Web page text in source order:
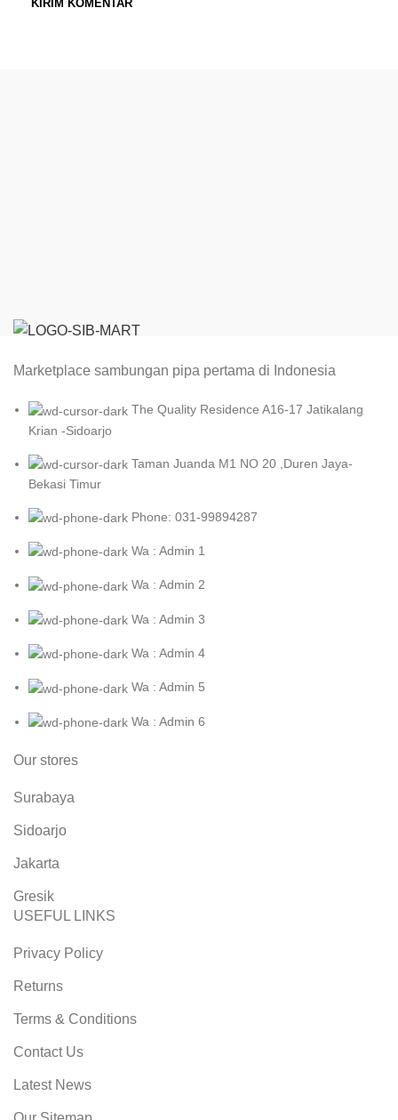
Marketplace sambungan pipa pertama di Indonesia
The Quality Residence A16-17 Jatikalang
Krian -Sidoarjo
Taman Juanda M1 NO 20 ,Duren Jaya-
Bekasi Timur
Phone: 031-99894287
Wa : Admin 1
Wa : Admin 2
Wa : Admin 3
Wa : Admin 4
Wa : Admin 5
Wa : Admin 6
Our stores
Surabaya
Sidoarjo
Jakarta
Gresik
USEFUL LINKS
Privacy Policy
Returns
Terms & Conditions
Contact Us
Latest News